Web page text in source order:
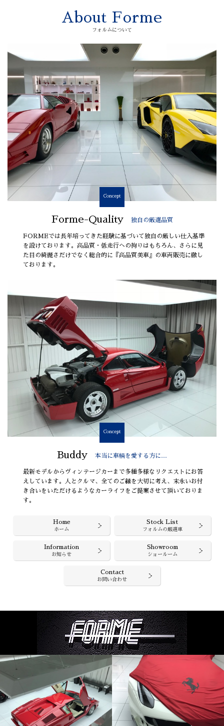
About Forme
フォルムについて
Concept
Forme-Quality 独自の厳選品質
FORMEでは長年培ってきた経験に基づいて独自の厳しい仕入基準
を設けております。高品質・低走行への拘りはもちろん、さらに見
た目の綺麗さだけでなく総合的に『高品質美車』の車両販売に徹し
ております。
Concept
Buddy 本当に車輌を愛する方に…
最新モデルからヴィンテージカーまで多種多様なリクエストにお答
えしています。人とクルマ、全てのご縁を大切に考え、末永いお付
き合いをいただけるようなカーライフをご提案させて頂いておりま
す。
Home
ホーム
Stock List
フォルムの厳選車
Information
お知らせ
Showroom
ショールーム
Contact
お問い合わせ